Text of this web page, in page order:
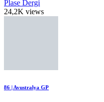
Plase Dergi
24,2K views
86 | Avustralya GP